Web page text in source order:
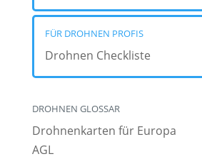
FÜR DROHNEN PROFIS
Drohnen Checkliste
DROHNEN GLOSSAR
Drohnenkarten für Europa
AGL